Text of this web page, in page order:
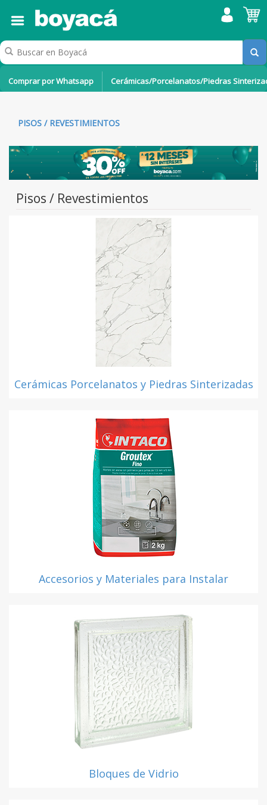
Comprar por Whatsapp Cerámicas/Porcelanatos/Piedras
PISOS / REVESTIMIENTOS
Pisos / Revestimientos
Cerámicas Porcelanatos y Piedras Sinterizadas
Accesorios y Materiales para Instalar
Bloques de Vidrio